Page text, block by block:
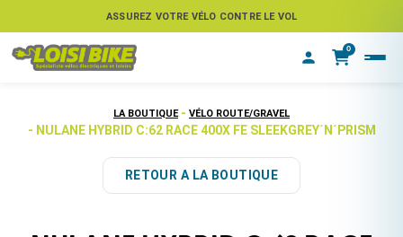
ASSUREZ VOTRE VÉLO CONTRE LE VOL
0
LA BOUTIQUE - VÉLO ROUTE/GRAVEL
- NULANE HYBRID C:62 RACE 400X FE SLEEKGREY´N´PRISM
RETOUR A LA BOUTIQUE